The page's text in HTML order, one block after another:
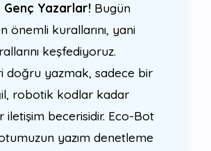
Genç Yazarlar! Bugün
önemli kurallarını, yani
keşfediyoruz.
doğru yazmak, sadece bir
robotik kodlar kadar
iletişim becerisidir. Eco-Bot
yazım denetleme